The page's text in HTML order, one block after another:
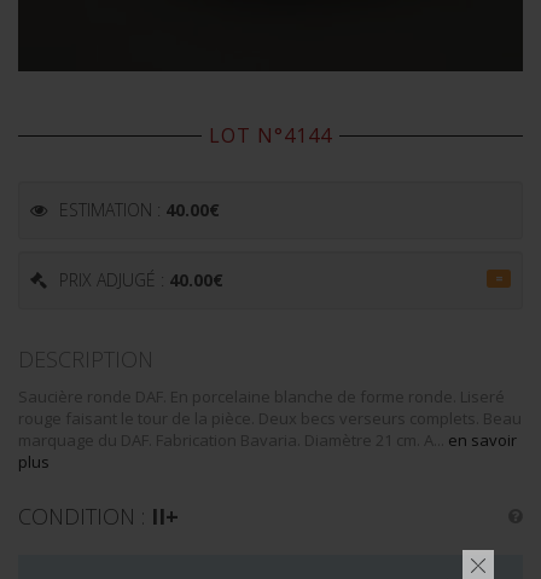
LOT N°4144
ESTIMATION : 40.00€
PRIX ADJUGÉ : 40.00€ =
DESCRIPTION
Saucière ronde DAF. En porcelaine blanche de forme ronde. Liseré
rouge faisant le tour de la pièce. Deux becs verseurs complets. Beau
marquage du DAF. Fabrication Bavaria. Diamètre 21 cm. A... en savoir
plus
CONDITION : II+